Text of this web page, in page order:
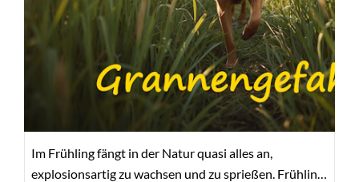
Im Frühling fängt in der Natur quasi alles an,
explosionsartig zu wachsen und zu sprießen. Frühling